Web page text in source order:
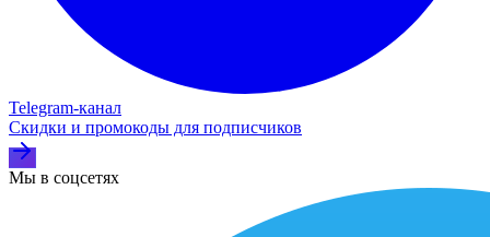
Telegram‑канал
Скидки и промокоды для подписчиков
Мы в соцсетях